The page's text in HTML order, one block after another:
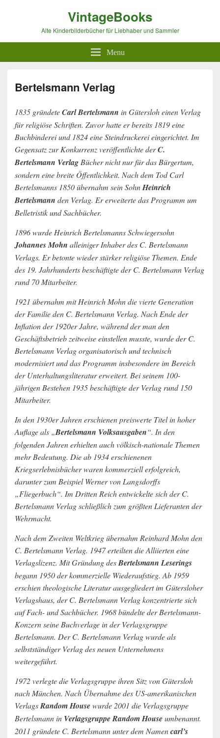
VintageBooks
Alte Kinderbilderbücher für Liebhaber und Sammler
Menu
Bertelsmann Verlag
1835 gründeteCarl Bertelsmann in Gütersloh einen Verlag
für religiöse Schriften. Zuvor hatte er bereits 1819 eine
Buchbinderei und 1824 eine Steindruckerei eingerichtet. Im
Gegensatz zur Konkurrenz veröffentlichte derC.
Bertelsmann Verlag Bücher nicht nur für das Bürgertum,
sondern eine breite Öffentlichkeit. Nach dem Tod Carl
Bertelsmanns 1850 übernahm sein SohnHeinrich
Bertelsmann den Verlag. Er erweiterte das Programm um
Belletristik und Sachbücher.
1896 wurde Heinrich Bertelsmanns Schwiegersohn
Johannes Mohn alleiniger Inhaber des C. Bertelsmann
Verlags. Er betonte wieder stärker religiöse Themen. Ende
des 19. Jahrhunderts beschäftigte der C. Bertelsmann Verlag
rund 70 Mitarbeiter.
1921 übernahm mit Heinrich Mohn die vierte Generation
der Familie den C. Bertelsmann Verlag. Nach Ende der
Inflation der 1920er Jahre, während der man den
Geschäftsbetrieb zeitweise einstellen musste, wurde der C.
Bertelsmann Verlag organisatorisch und technisch
modernisiert und das Programm insbesondere im Bereich
der Unterhaltungsliteratur erweitert. Bei seinem 100-
jährigen Bestehen 1935 beschäftigte der Verlag rund 150
Mitarbeiter.
In den 1930er Jahren erschienen preiswerte Titel in hoher
Auflage als „Bertelsmann Volksausgaben“. In den
folgenden Jahren erhielten auch völkisch-nationale Themen
mehr Bedeutung. Die ab 1934 erschienenen
Kriegserlebnisbücher waren kommerziell erfolgreich,
darunter zum Beispiel Werner von Langsdorffs
„Fliegerbuch“. Im Dritten Reich entwickelte sich der C.
Bertelsmann Verlag schließlich zum größten Lieferanten der
Wehrmacht.
Nach dem Zweiten Weltkrieg übernahm Reinhard Mohn den
C. Bertelsmann Verlag. 1947 erteilten die Alliierten eine
Verlagslizenz. Mit Gründung desBertelsmann Leserings
begann 1950 der kommerzielle Wiederaufstieg. Ab 1959
erschien theologische Literatur ausgegliedert im Gütersloher
Verlagshaus, der C. Bertelsmann Verlag konzentrierte sich
auf Fach- und Sachbücher. 1968 bündelte der Bertelsmann-
Konzern seine Buchverlage in der Verlagsgruppe
Bertelsmann. Der C. Bertelsmann Verlag wurde als
selbstständiger Verlag des neuen Unternehmens
weitergeführt.
1972 verlegte die Verlagsgruppe ihren Sitz von Gütersloh
nach München. Nach Übernahme des US-amerikanischen
VerlagsRandom Housewurde 2001 die Verlagsgruppe
Bertelsmann in Verlagsgruppe Random Houseumbenannt.
2011 gründete C. Bertelsmann unter dem Namencarl’s